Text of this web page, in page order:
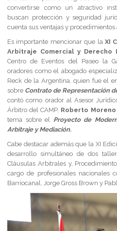
convertirse como un atractivo
buscan protección y seguridad
cuenta sus ventajas y procedimientos
Es importante mencionar que la XI
Arbitraje Comercial y Derecho
Centro de Eventos del Paseo la
oradores como el abogado
Reck de la Argentina, quien fue el
sobre Contrato de Representación
contó como orador al Asesor
Árbitro del CAMP, Roberto
tema sobre el Proyecto de
Arbitraje y Mediación.
Cabe destacar además que la XI
desarrollo simultáneo de dos
Cláusulas Arbitrales y,
cargo de profesionales nacionales
Barriocanal, Jorge Gross Brown y